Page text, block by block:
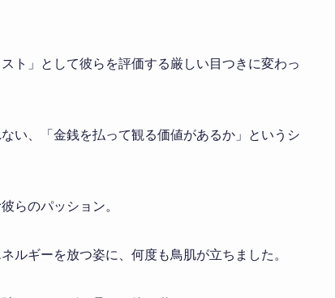
ト」として彼らを評価する厳しい目つきに変わっ
い、「金銭を払って観る価値があるか」というシ
らのパッション。
ルギーを放つ姿に、何度も鳥肌が立ちました。